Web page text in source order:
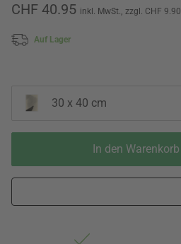
CHF 40.95 inkl. MwSt., zzgl. CHF 9.90
Auf Lager
30 x 40 cm
In den Warenkorb